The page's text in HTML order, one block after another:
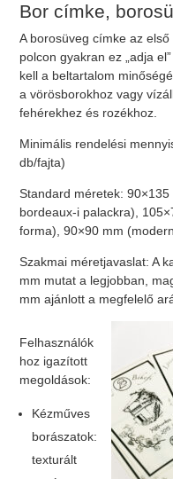
Bor címke,
A borosüveg címke az
polcon gyakran ez „adja
kell a beltartalom
a vörösborokhoz vagy
fehérekhez és rozékhoz.
Minimális rendelési
db/fajta)
Standard méretek:
bordeaux-i palackra),
forma), 90×90 mm
Szakmai méretjavaslat: A
mm mutat a legjobban,
mm ajánlott a megfelelő
Felhasználók
hoz igazított
megoldások:
Kézműves
borászatok:
texturált